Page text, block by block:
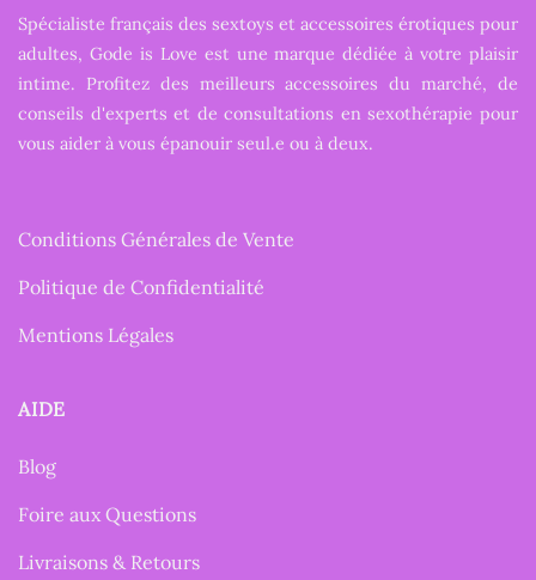
Spécialiste français des sextoys et accessoires érotiques pour
adultes, Gode is Love est une marque dédiée à votre plaisir
intime. Profitez des meilleurs accessoires du marché, de
conseils d'experts et de consultations en sexothérapie pour
vous aider à vous épanouir seul.e ou à deux.
Conditions Générales de Vente
Politique de Confidentialité
Mentions Légales
AIDE
Blog
Foire aux Questions
Livraisons & Retours